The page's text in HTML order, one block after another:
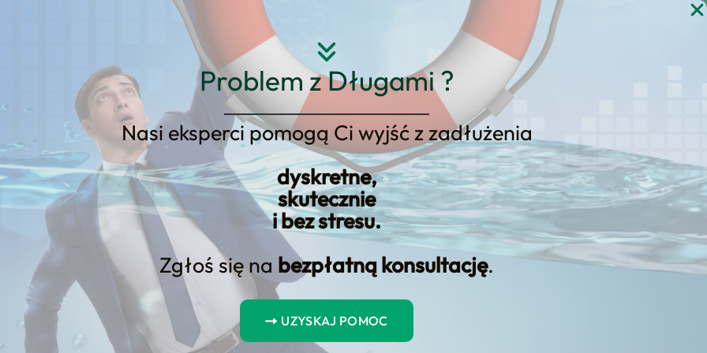
Problem z Długami ?
Nasi eksperci pomogą Ci wyjść z zadłużenia
dyskretne,
skutecznie
i bez stresu.
Zgłoś się na bezpłatną konsultację.
UZYSKAJ POMOC
Strona główna O nas Kontakt KONSULTACJA
i pożyczek jest jednym z największych problemów
konsumentów.